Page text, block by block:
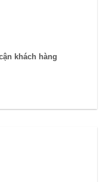
khách hàng